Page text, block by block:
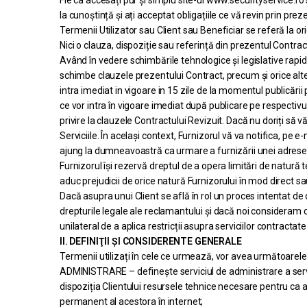
la cunoștință și ați acceptat obligațiile ce vă revin prin
Termenii Utilizator sau Client sau Beneficiar se referă la
Nici o clauza, dispoziție sau referință din prezentul
Având în vedere schimbările tehnologice și legislative
schimbe clauzele prezentului Contract, precum și orice
intra imediat in vigoare in 15 zile de la momentul
ce vor intra în vigoare imediat după publicare pe
privire la clauzele Contractului Revizuit. Dacă nu doriți să
Serviciile. În același context, Furnizorul vă va notifica, pe
ajung la dumneavoastră ca urmare a furnizării unei
Furnizorul își rezervă dreptul de a opera limitări de
aduc prejudicii de orice natură Furnizorului în mod direct
Dacă asupra unui Client se află în rol un proces intentat
drepturile legale ale reclamantului și dacă noi
unilateral de a aplica restricții asupra serviciilor
II. DEFINIŢII ȘI CONSIDERENTE GENERALE
Termenii utilizați în cele ce urmează, vor avea
ADMINISTRARE – definește serviciul de administrare a
dispoziția Clientului resursele tehnice necesare pentru
permanent al acestora în internet;